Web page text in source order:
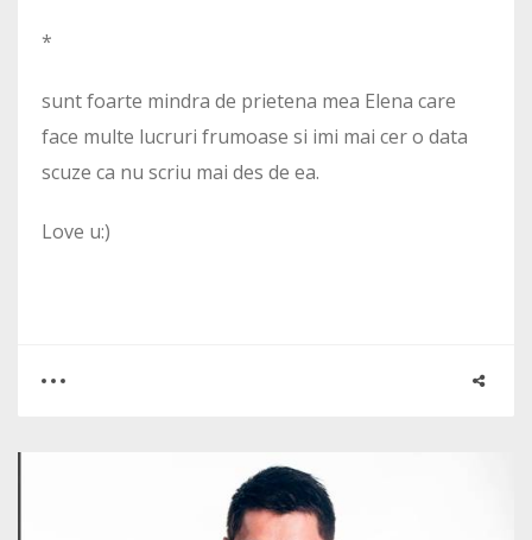
*
sunt foarte mindra de prietena mea Elena care
face multe lucruri frumoase si imi mai cer o data
scuze ca nu scriu mai des de ea.
Love u:)